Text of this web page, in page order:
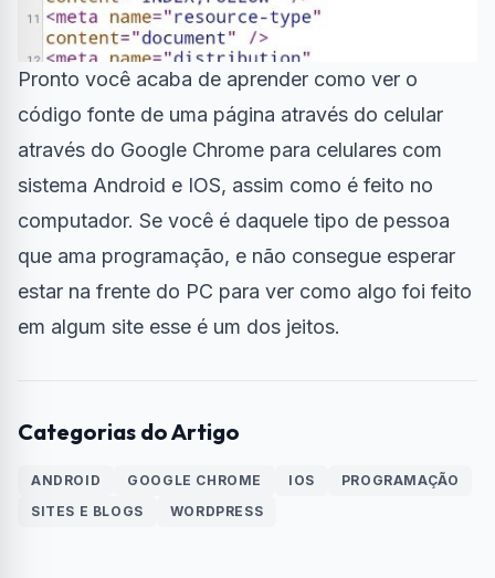
Pronto você acaba de aprender como ver o
código fonte de uma página através do celular
através do Google Chrome para celulares com
sistema Android e IOS, assim como é feito no
computador. Se você é daquele tipo de pessoa
que ama programação, e não consegue esperar
estar na frente do PC para ver como algo foi feito
em algum site esse é um dos jeitos.
Categorias do Artigo
ANDROID GOOGLE CHROME IOS
PROGRAMAÇÃO
SITES E BLOGS
WORDPRESS